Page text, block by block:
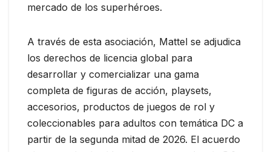
mercado de los superhéroes.
A través de esta asociación, Mattel se adjudica
los derechos de licencia global para
desarrollar y comercializar una gama
completa de figuras de acción, playsets,
accesorios, productos de juegos de rol y
coleccionables para adultos con temática DC a
partir de la segunda mitad de 2026. El acuerdo